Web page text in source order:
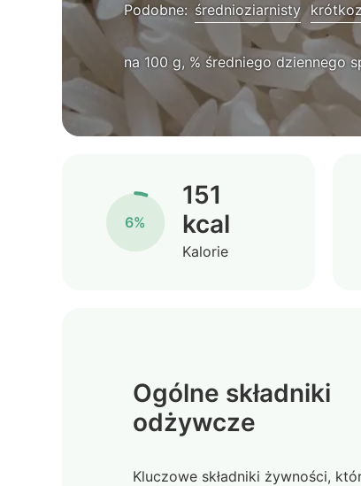
Podobne: średnioziarnisty
na 100 g, % średniego dziennego
6%
151
kcal
Kalorie
Ogólne składniki
odżywcze
Kluczowe składniki żywności,